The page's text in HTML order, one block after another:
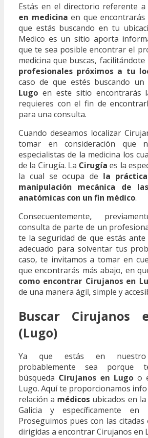
Estás en el directorio referente a
en medicina en que encontrarás
que estás buscando en tu
Medico es un sitio aporta
que te sea posible encontrar el
medicina que buscas, facilitándote
profesionales próximos a tu
caso de que estés buscando un
Lugo en este sitio encontrarás
requieres con el fin de
para una consulta.
Cuando deseamos localizar
tomar en consideración que
especialistas de la medicina los
de la Cirugía. La Cirugía es la
la cual se ocupa de la
manipulación mecánica de
anatómicas con un fin médico.
Consecuentemente,
consulta de parte de un
te la seguridad de que estás
adecuado para solventar tus
caso, te invitamos a tomar en
que encontrarás más abajo, en
como encontrar Cirujanos en
de una manera ágil, simple y
Buscar Cirujanos
(Lugo)
Ya que estás en
probablemente sea porque
búsqueda Cirujanos en Lugo o
Lugo. Aquí te proporcionamos
relación a médicos ubicados en
Galicia y específicamente en
Proseguimos pues con las citadas
dirigidas a encontrar Cirujanos en